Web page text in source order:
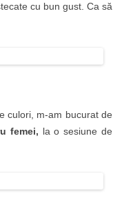
cu bun gust. Ca să
culori, m-am bucurat de
femei, la o sesiune de